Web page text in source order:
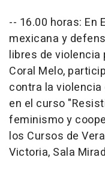
-- 16.00 horas: En
mexicana y
libres de violencia
Coral Melo,
contra la
en el curso
feminismo y
los Cursos de
Victoria, Sala